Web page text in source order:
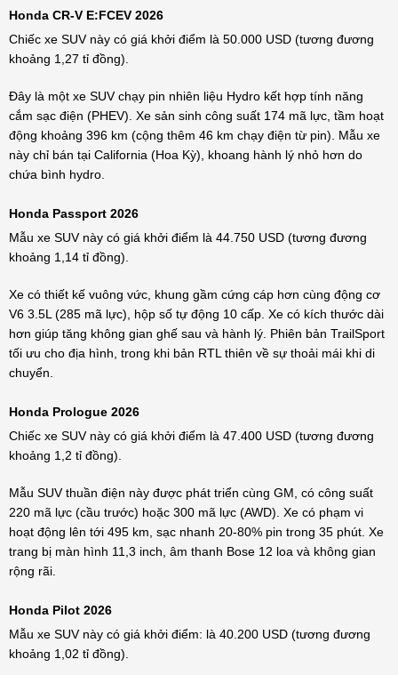
Honda CR-V E:FCEV 2026
Chiếc xe SUV này có giá khởi điểm là 50.000 USD (tương đương
khoảng 1,27 tỉ đồng).
Đây là một xe SUV chạy pin nhiên liệu Hydro kết hợp tính năng
cắm sạc điện (PHEV). Xe sản sinh công suất 174 mã lực, tầm hoạt
động khoảng 396 km (cộng thêm 46 km chạy điện từ pin). Mẫu xe
này chỉ bán tại California (Hoa Kỳ), khoang hành lý nhỏ hơn do
chứa bình hydro.
Honda Passport 2026
Mẫu xe SUV này có giá khởi điểm là 44.750 USD (tương đương
khoảng 1,14 tỉ đồng).
Xe có thiết kế vuông vức, khung gầm cứng cáp hơn cùng động cơ
V6 3.5L (285 mã lực), hộp số tự động 10 cấp. Xe có kích thước dài
hơn giúp tăng không gian ghế sau và hành lý. Phiên bản TrailSport
tối ưu cho địa hình, trong khi bản RTL thiên về sự thoải mái khi di
chuyển.
Honda Prologue 2026
Chiếc xe SUV này có giá khởi điểm là 47.400 USD (tương đương
khoảng 1,2 tỉ đồng).
Mẫu SUV thuần điện này được phát triển cùng GM, có công suất
220 mã lực (cầu trước) hoặc 300 mã lực (AWD). Xe có phạm vi
hoạt động lên tới 495 km, sạc nhanh 20-80% pin trong 35 phút. Xe
trang bị màn hình 11,3 inch, âm thanh Bose 12 loa và không gian
rộng rãi.
Honda Pilot 2026
Mẫu xe SUV này có giá khởi điểm: là 40.200 USD (tương đương
khoảng 1,02 tỉ đồng).